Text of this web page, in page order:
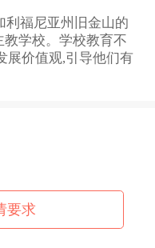
利福尼亚州旧金山的
学校。学校教育不
展价值观,引导他们有
要求